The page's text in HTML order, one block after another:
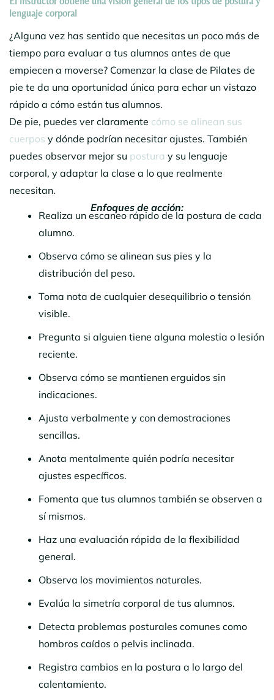
lenguaje corporal
¿Alguna vez has sentido que necesitas un poco más de
tiempo para evaluar a tus alumnos antes de que
empiecen a moverse? Comenzar la clase de Pilates de
pie te da una oportunidad única para echar un vistazo
rápido a cómo están tus alumnos.
De pie, puedes ver claramente cómo se alinean sus
cuerpos y dónde podrían necesitar ajustes. También
puedes observar mejor su postura y su lenguaje
corporal, y adaptar la clase a lo que realmente
necesitan.
Enfoques de acción:
Realiza un escaneo rápido de la postura de cada
alumno.
Observa cómo se alinean sus pies y la
distribución del peso.
Toma nota de cualquier desequilibrio o tensión
visible.
Pregunta si alguien tiene alguna molestia o lesión
reciente.
Observa cómo se mantienen erguidos sin
indicaciones.
Ajusta verbalmente y con demostraciones
sencillas.
Anota mentalmente quién podría necesitar
ajustes específicos.
Fomenta que tus alumnos también se observen a
sí mismos.
Haz una evaluación rápida de la flexibilidad
general.
Observa los movimientos naturales.
Evalúa la simetría corporal de tus alumnos.
Detecta problemas posturales comunes como
hombros caídos o pelvis inclinada.
Registra cambios en la postura a lo largo del
calentamiento.